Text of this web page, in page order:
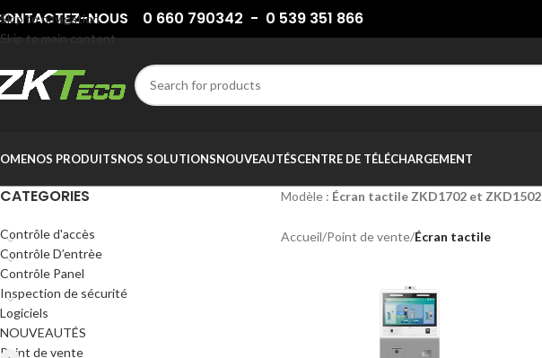
Skip to navigation
Skip to main content
NOUS 0 660 790342 - 0 539 351 866
NOS PRODUITSNOS SOLUTIONSNOUVEAUTÉSCENTRE DE TÉLÉCHARGEMENT
CATEGORIES
Contrôle d'accès
Contrôle D’entrèe
Contrôle Panel
Inspection de sécurité
Logiciels
NOUVEAUTÉS
Point de vente
Modèle : Écran tactile ZKD1702 et ZKD1502
Accueil/Point de vente/Écran tactile